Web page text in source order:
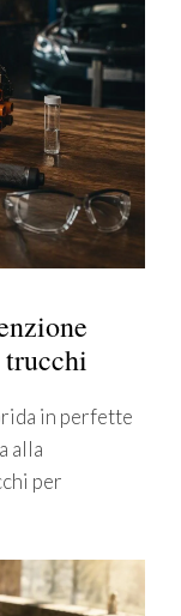
in perfette
alla
per